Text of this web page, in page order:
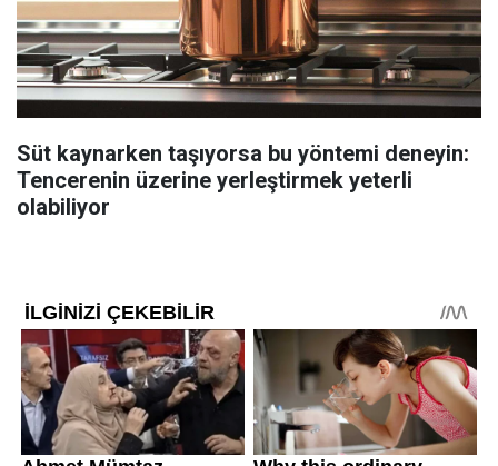
Süt kaynarken taşıyorsa bu yöntemi deneyin:
Tencerenin üzerine yerleştirmek yeterli
olabiliyor